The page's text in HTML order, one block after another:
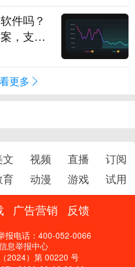
件吗？
，支持
更多
文 视频 直播
订阅
育 动漫 游戏 试用
广告营销 反馈
报电话：400-052-0066
息举报中心
2024）第 00220 号